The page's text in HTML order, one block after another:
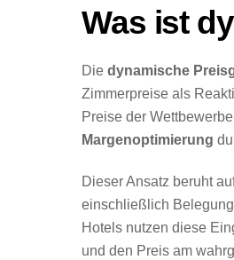
Was ist
Die dynamische
Zimmerpreise als
Preise der
Margenoptimierung
Dieser Ansatz beruht
einschließlich
Hotels nutzen diese
und den Preis am